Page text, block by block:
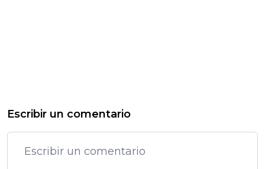
Escribir un comentario